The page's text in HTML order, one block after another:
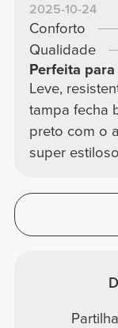
2025-10-24
Conforto
Qualidade
Perfeita
Leve,
tampa fecha
preto com o
super